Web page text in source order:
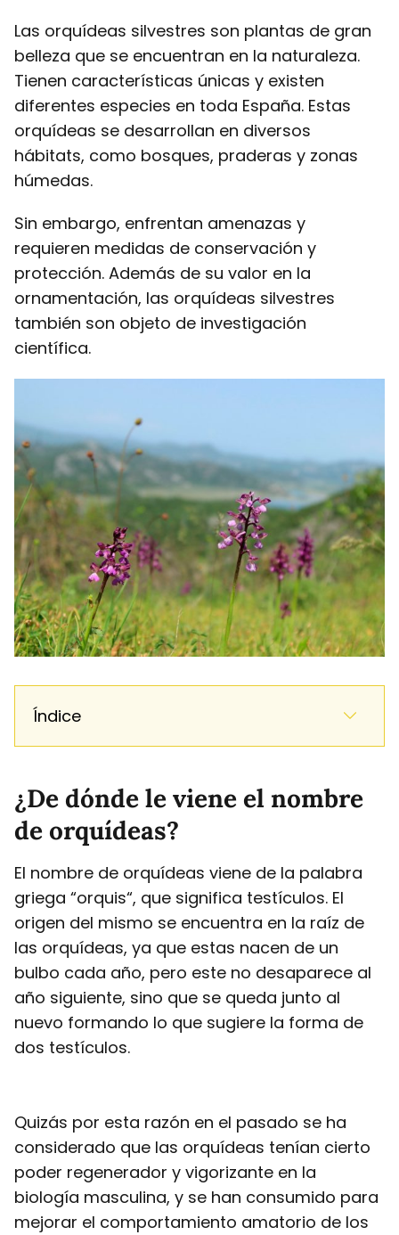
Las orquídeas silvestres son plantas de gran
belleza que se encuentran en la naturaleza.
Tienen características únicas y existen
diferentes especies en toda España. Estas
orquídeas se desarrollan en diversos
hábitats, como bosques, praderas y zonas
húmedas.
Sin embargo, enfrentan amenazas y
requieren medidas de conservación y
protección. Además de su valor en la
ornamentación, las orquídeas silvestres
también son objeto de investigación
científica.
Índice
¿De dónde le viene el nombre
de orquídeas?
El nombre de orquídeas viene de la palabra
griega “orquis“, que significa testículos. El
origen del mismo se encuentra en la raíz de
las orquídeas, ya que estas nacen de un
bulbo cada año, pero este no desaparece al
año siguiente, sino que se queda junto al
nuevo formando lo que sugiere la forma de
dos testículos.
Quizás por esta razón en el pasado se ha
considerado que las orquídeas tenían cierto
poder regenerador y vigorizante en la
biología masculina, y se han consumido para
mejorar el comportamiento amatorio de los